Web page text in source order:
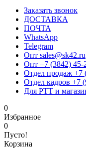
Заказать звонок
ДОСТАВКА
ПОЧТА
WhatsApp
Telegram
Опт sales@sk42.ru
Опт +7 (3842) 45-
Отдел продаж +7
Отдел кадров +7
Для РТТ и
0
Избранное
0
Пусто!
Корзина